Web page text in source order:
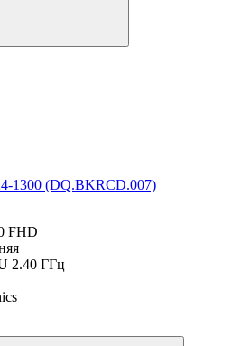
1300 (DQ.BKRCD.007)
FHD
2.40 ГГц